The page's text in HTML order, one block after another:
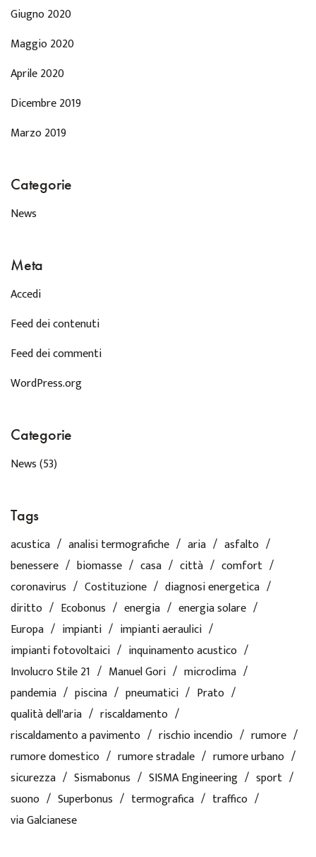
Giugno 2020
Maggio 2020
Aprile 2020
Dicembre 2019
Marzo 2019
Categorie
News
Meta
Accedi
Feed dei contenuti
Feed dei commenti
WordPress.org
Categorie
News(53)
Tags
acustica analisi termografiche aria
asfalto
benessere
biomasse casa città
comfort
coronavirus
Costituzione
diagnosi energetica
diritto
Ecobonus energia
energia solare
Europa
impianti
impianti aeraulici
impianti fotovoltaici
inquinamento acustico
Involucro Stile 21
Manuel Gori
microclima
pandemia
piscina pneumatici
Prato
qualità dell'aria
riscaldamento
riscaldamento a pavimento
rischio incendio
rumore
rumore domestico
rumore stradale
rumore urbano
sicurezza
Sismabonus SISMA Engineering
sport
suono
Superbonus termografica
traffico
via Galcianese